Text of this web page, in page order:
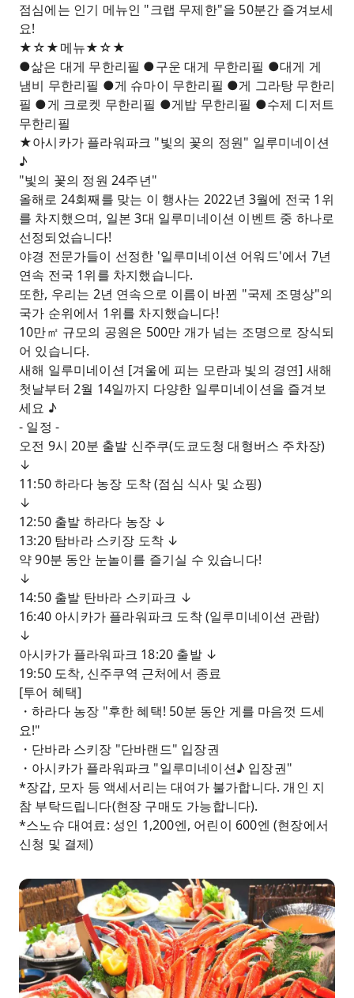
점심에는 인기 메뉴인 "크랩 무제한"을 50분간 즐겨보세
요!
★☆★메뉴★☆★
●삶은 대게 무한리필 ●구운 대게 무한리필 ●대게 게
냄비 무한리필 ●게 슈마이 무한리필 ●게 그라탕 무한리
필 ●게 크로켓 무한리필 ●게밥 무한리필 ●수제 디저트
무한리필
★아시카가 플라워파크 "빛의 꽃의 정원" 일루미네이션
♪
"빛의 꽃의 정원 24주년"
올해로 24회째를 맞는 이 행사는 2022년 3월에 전국 1위
를 차지했으며, 일본 3대 일루미네이션 이벤트 중 하나로
선정되었습니다!
야경 전문가들이 선정한 '일루미네이션 어워드'에서 7년
연속 전국 1위를 차지했습니다.
또한, 우리는 2년 연속으로 이름이 바뀐 "국제 조명상"의
국가 순위에서 1위를 차지했습니다!
10만㎡ 규모의 공원은 500만 개가 넘는 조명으로 장식되
어 있습니다.
새해 일루미네이션 [겨울에 피는 모란과 빛의 경연] 새해
첫날부터 2월 14일까지 다양한 일루미네이션을 즐겨보
세요 ♪
- 일정 -
오전 9시 20분 출발 신주쿠(도쿄도청 대형버스 주차장)
↓
11:50 하라다 농장 도착 (점심 식사 및 쇼핑)
↓
12:50 출발 하라다 농장 ↓
13:20 탐바라 스키장 도착 ↓
약 90분 동안 눈놀이를 즐기실 수 있습니다!
↓
14:50 출발 탄바라 스키파크 ↓
16:40 아시카가 플라워파크 도착 (일루미네이션 관람)
↓
아시카가 플라워파크 18:20 출발 ↓
19:50 도착, 신주쿠역 근처에서 종료
[투어 혜택]
・하라다 농장 "후한 혜택! 50분 동안 게를 마음껏 드세
요!"
・단바라 스키장 "단바랜드" 입장권
・아시카가 플라워파크 "일루미네이션♪ 입장권"
*장갑, 모자 등 액세서리는 대여가 불가합니다. 개인 지
참 부탁드립니다(현장 구매도 가능합니다).
*스노슈 대여료: 성인 1,200엔, 어린이 600엔 (현장에서
신청 및 결제)